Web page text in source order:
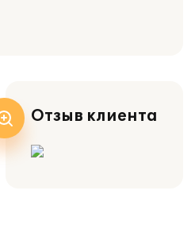
Отзыв клиента